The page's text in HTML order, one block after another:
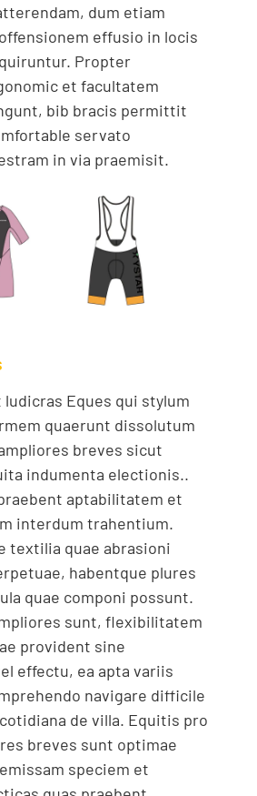
dum etiam
effusio in locis
Propter
et facultatem
bib bracis permittit
servato
in via praemisit.
ludicras Eques qui stylum
quaerunt dissolutum
breves sicut
indumenta electionis..
aptabilitatem et
interdum trahentium.
textilia quae abrasioni
habentque plures
quae componi possunt.
sunt, flexibilitatem
provident sine
effectu, ea apta variis
navigare difficile
de villa. Equitis pro
breves sunt optimae
speciem et